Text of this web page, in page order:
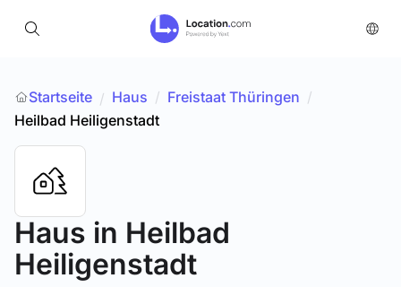
Startseite / Haus / Freistaat Thüringen /
Heilbad Heiligenstadt
Haus in Heilbad
Heiligenstadt